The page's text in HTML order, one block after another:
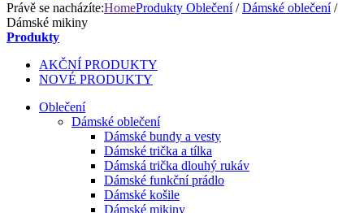
Právě se nacházíte:HomeProdukty Oblečení/Dámské oblečení/
Dámské mikiny
Produkty
AKČNÍ PRODUKTY
NOVÉ PRODUKTY
Oblečení
Dámské oblečení
Dámské bundy a vesty
Dámské trička a tílka
Dámská trička dlouhý rukáv
Dámské funkční prádlo
Dámské košile
Dámské mikiny